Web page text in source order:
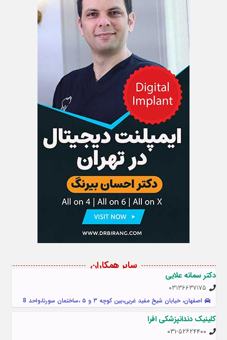
سایر همکاران
دکتر سمانه علایی
03136637175
اصفهان، خیابان شیخ مفید غربی،بین کوچه ۳ و ۵ ،ساختمان سورنا،واحد 8
کلینیک دندانپزشکی افرا
۰۳۱-۵۲۶۲۴۴۰۰